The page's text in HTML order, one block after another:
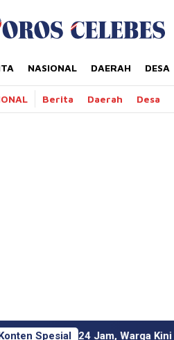
NASIONAL DAERAH DESA
Berita Daerah Desa
Spesial
Kini Punya Pos Pengaduan di